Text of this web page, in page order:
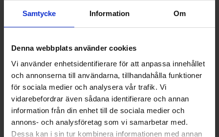
Samtycke Information Om
Denna webbplats använder cookies
Vi använder enhetsidentifierare för att anpassa innehållet
och annonserna till användarna, tillhandahålla funktioner
för sociala medier och analysera vår trafik. Vi
vidarebefordrar även sådana identifierare och annan
information från din enhet till de sociala medier och
annons- och analysföretag som vi samarbetar med.
Dessa kan i sin tur kombinera informationen med annan
Energimärkning
Populära produkter i denna kategori